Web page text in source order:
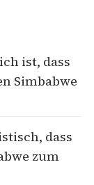
ist, dass
Simbabwe
dass
zum